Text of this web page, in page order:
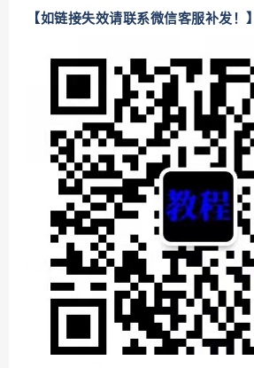
【如链接失效请联系微信客服补发！】